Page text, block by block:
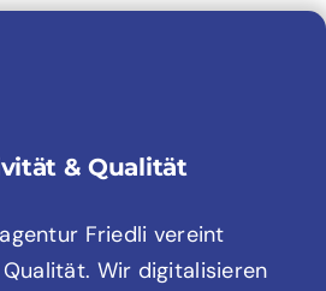
& Qualität
Friedli vereint
Wir digitalisieren